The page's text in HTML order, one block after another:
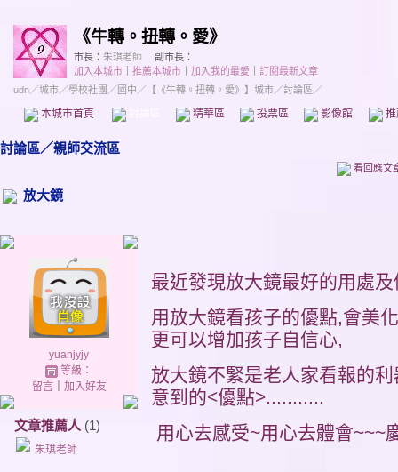
《牛轉。扭轉。愛》
市長： 朱琪老師
副市長：
加入本城市
推薦本城市 加入我的最愛
訂閱最新文章
udn／城市／學校社團 ／國中 ／ 【《牛轉。扭轉。愛》】城市／討論區／
本城市首頁 精華區 投票區 影像館
討論區／親師交流區
看回應文
放大鏡
yuanjyjy
等級：
留言｜ 加入好友
文章推薦人 (1)
朱琪老師
最近發現放大鏡最好的用處
用放大鏡看孩子的優點,會美
更可以增加孩子自信心,
放大鏡不緊是老人家看報的
意到的<優點>...........
用心去感受~用心去